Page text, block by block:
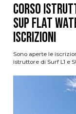
CORSO
SUP Flat
ISCRIZIONI
Sono aperte le
istruttore di Surf L1 e